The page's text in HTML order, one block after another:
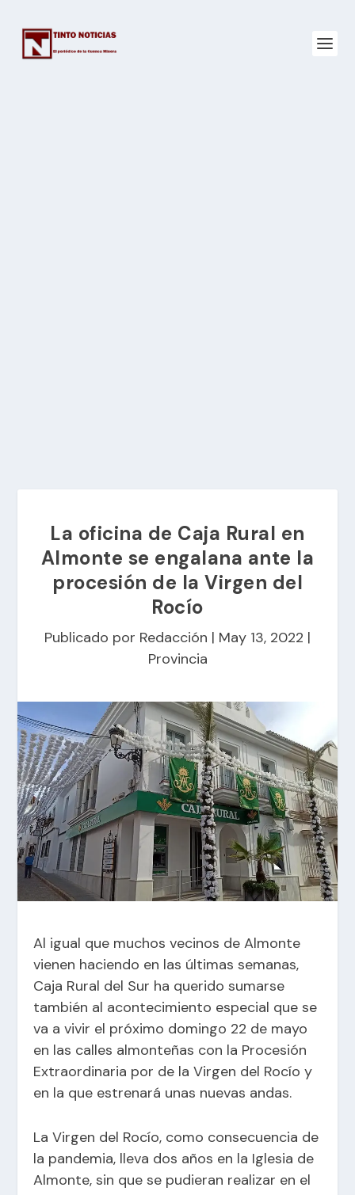
La oficina de Caja Rural en
Almonte se engalana ante la
procesión de la Virgen del
Rocío
Publicado por Redacción | May 13, 2022 |
Provincia
Al igual que muchos vecinos de Almonte
vienen haciendo en las últimas semanas,
Caja Rural del Sur ha querido sumarse
también al acontecimiento especial que se
va a vivir el próximo domingo 22 de mayo
en las calles almonteñas con la Procesión
Extraordinaria por de la Virgen del Rocío y
en la que estrenará unas nuevas andas.
La Virgen del Rocío, como consecuencia de
la pandemia, lleva dos años en la Iglesia de
Almonte, sin que se pudieran realizar en el